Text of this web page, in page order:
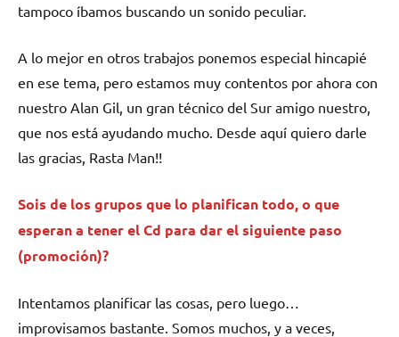
tampoco íbamos buscando un sonido peculiar.
A lo mejor en otros trabajos ponemos especial hincapié
en ese tema, pero estamos muy contentos por ahora con
nuestro Alan Gil, un gran técnico del Sur amigo nuestro,
que nos está ayudando mucho. Desde aquí quiero darle
las gracias, Rasta Man!!
Sois de los grupos que lo planifican todo, o que
esperan a tener el Cd para dar el siguiente paso
(promoción)?
Intentamos planificar las cosas, pero luego…
improvisamos bastante. Somos muchos, y a veces,